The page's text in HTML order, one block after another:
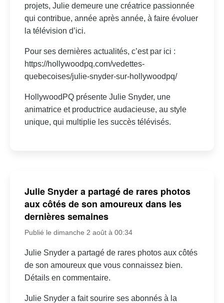
projets, Julie demeure une créatrice passionnée
qui contribue, année après année, à faire évoluer
la télévision d’ici.
Pour ses dernières actualités, c’est par ici :
https://hollywoodpq.com/vedettes-
quebecoises/julie-snyder-sur-hollywoodpq/
HollywoodPQ présente Julie Snyder, une
animatrice et productrice audacieuse, au style
unique, qui multiplie les succès télévisés.
Julie Snyder a partagé de rares photos
aux côtés de son amoureux dans les
dernières semaines
Publié le dimanche 2 août à 00:34
Julie Snyder a partagé de rares photos aux côtés
de son amoureux que vous connaissez bien.
Détails en commentaire.
Julie Snyder a fait sourire ses abonnés à la